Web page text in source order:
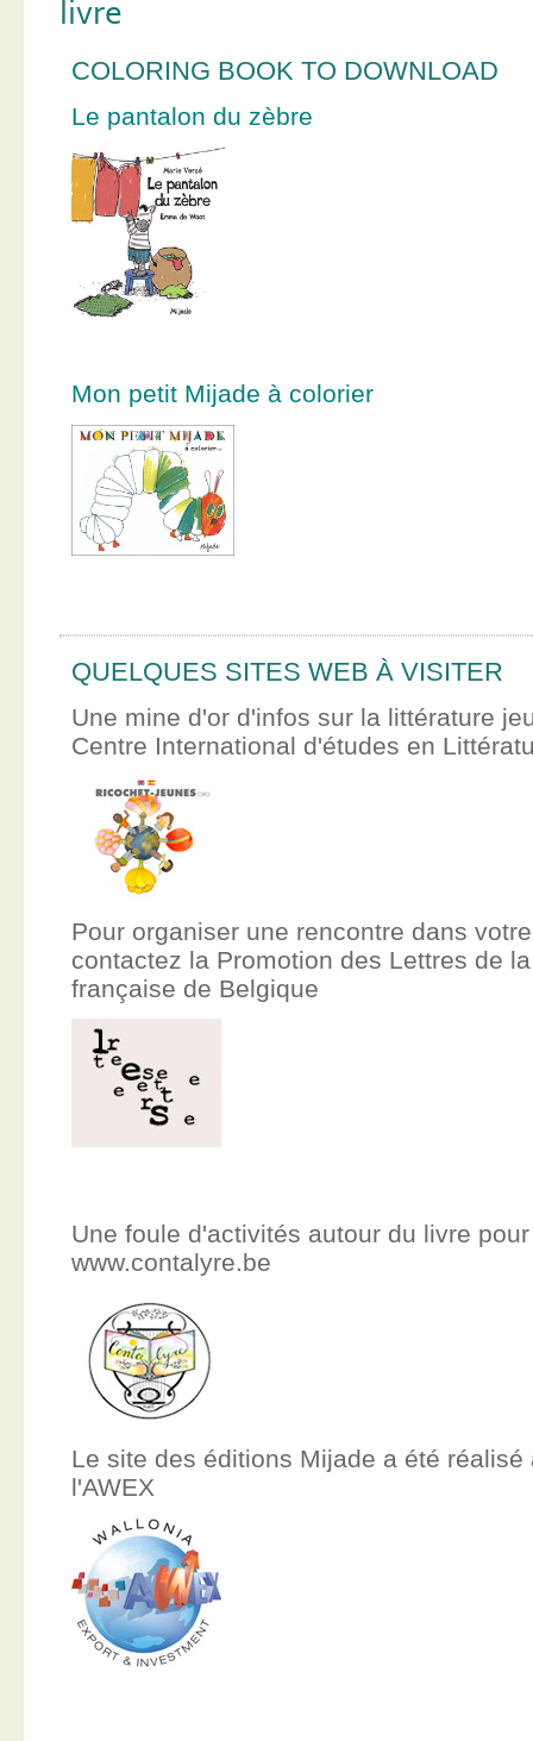
livre
COLORING BOOK TO DOWNLOAD
Le pantalon du zèbre
Mon petit Mijade à colorier
QUELQUES SITES WEB À VISITER
Une mine d'or d'infos sur la littérature
Centre International d'études en
Pour organiser une rencontre dans
contactez la Promotion des Lettres de
française de Belgique
Une foule d'activités autour du livre
www.contalyre.be
Le site des éditions Mijade a été réalisé
l'AWEX